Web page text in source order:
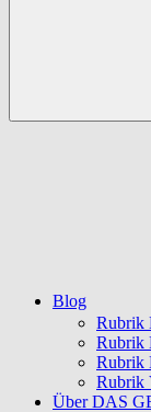
Blog
Rubrik
Rubrik
Rubrik
Rubrik
Über DAS